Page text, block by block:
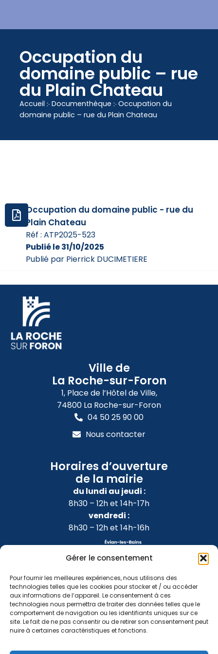
Gérer le consentement
Pour fournir les meilleures expériences, nous utilisons des
technologies telles que les cookies pour stocker et / ou accéder
aux informations de l’appareil. Le consentement à ces
technologies nous permettra de traiter des données telles que le
comportement de navigation ou les identifiants uniques sur ce
site. Le fait de ne pas consentir ou de retirer son consentement peut
nuire à certaines caractéristiques et fonctions.
Occupation du
domaine public – rue
du Plain Chateau
Accueil ჻ Documenthèque ჻ Occupation du
domaine public – rue du Plain Chateau
Occupation du domaine public - rue du
Plain Chateau
Réf : ATP2025-523
Publié le 31/10/2025
Publié par Pierrick DUCIMETIERE
Ville de
La Roche-sur-Foron
1, Place de l’Hôtel de Ville,
74800 La Roche-sur-Foron
04 50 25 90 00
Nous contacter
Horaires d’ouverture
de la mairie
du lundi au jeudi :
8h30 – 12h et 14h-17h
vendredi :
8h30 – 12h et 14h-16h